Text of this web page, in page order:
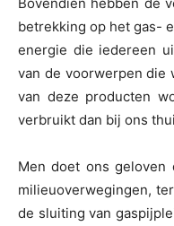
betrekking op het gas-
energie die iedereen
van de voorwerpen die
van deze producten
verbruikt dan bij ons
Men doet ons
milieuoverwegingen,
de sluiting van